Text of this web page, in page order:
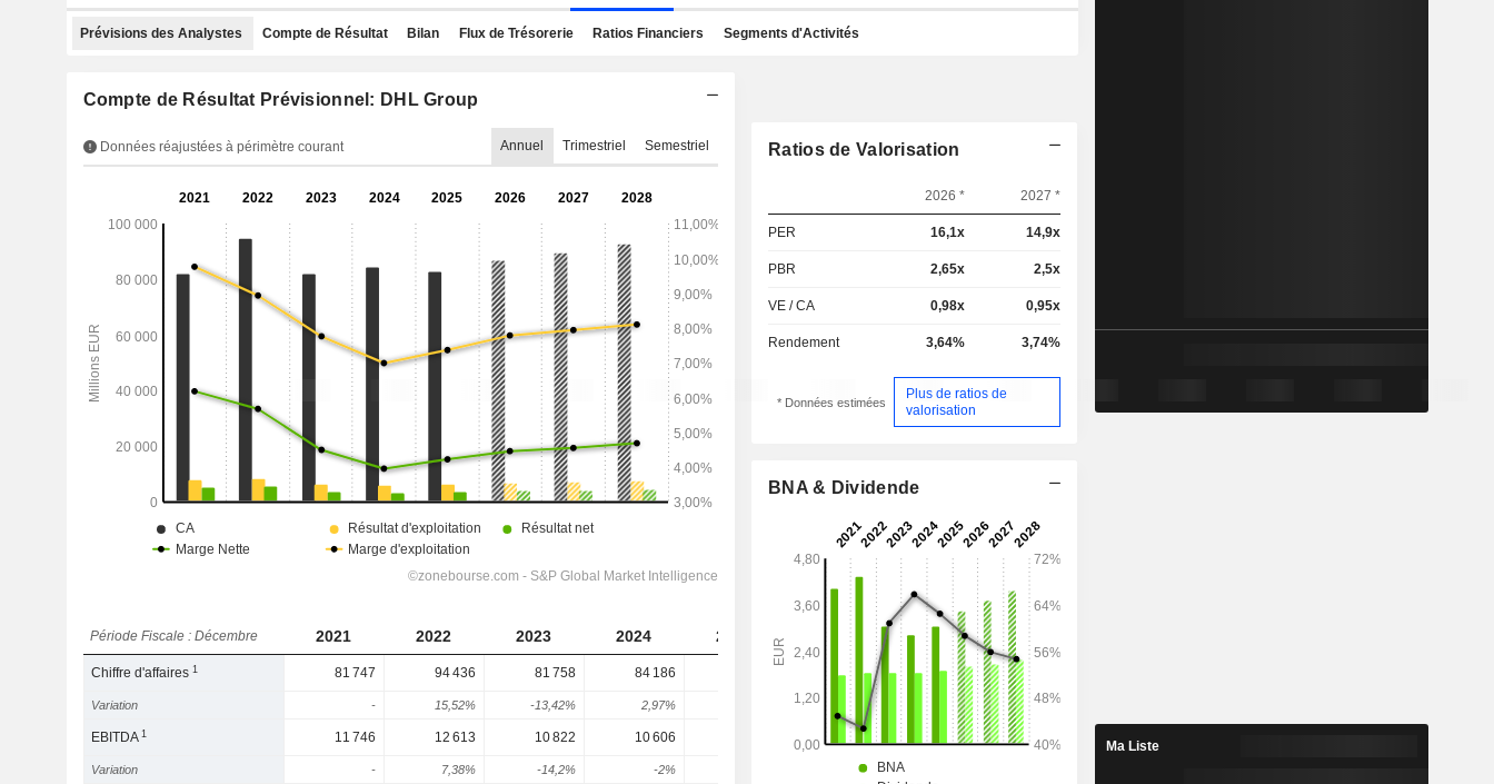
Prévisions des Analystes Compte de Résultat Bilan Flux de Trésorerie Ratios Financiers Segments d'Activités
Compte de Résultat Prévisionnel: DHL Group
Données réajustées à périmètre courant Annuel Trimestriel Semestriel
Période Fiscale : Décembre 2021 2022 2023 2024 2025 2026 2027 2028
Chiffre d'affaires1 81 747 94 436 81 758 84 186 86 572 89 321
Variation - 15,52% -13,42% 2,97% 4,49% 3,18% 3,41%
EBITDA1 11 746 12 613 10 822 10 606 11 780 12 206 12 736
Variation - 7,38% -14,2% -2% 7,38%
Ratios de Valorisation
2026 * 2027 *
PER 16,1x 14,9x
PBR 2,65x 2,5x
VE / CA 0,98x 0,95x
Rendement 3,64% 3,74%
* Données estimées
Plus de ratios de
valorisation
BNA & Dividende
Ma Liste